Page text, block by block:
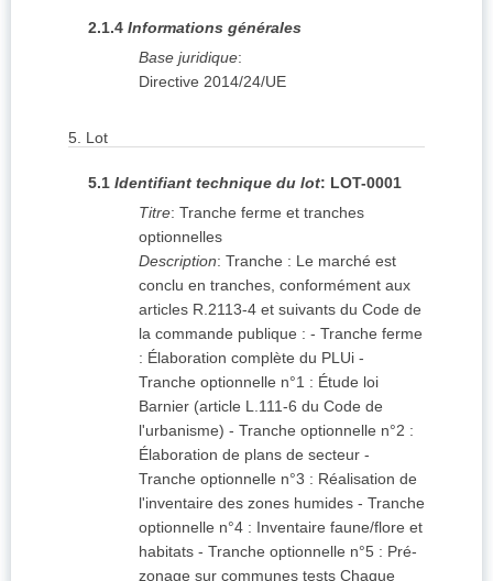
2.1.4 Informations générales
Base juridique:
Directive 2014/24/UE
5. Lot
5.1 Identifiant technique du lot: LOT-0001
Titre: Tranche ferme et tranches
optionnelles
Description: Tranche : Le marché est
conclu en tranches, conformément aux
articles R.2113-4 et suivants du Code de
la commande publique : - Tranche ferme
: Élaboration complète du PLUi -
Tranche optionnelle n°1 : Étude loi
Barnier (article L.111-6 du Code de
l'urbanisme) - Tranche optionnelle n°2 :
Élaboration de plans de secteur -
Tranche optionnelle n°3 : Réalisation de
l'inventaire des zones humides - Tranche
optionnelle n°4 : Inventaire faune/flore et
habitats - Tranche optionnelle n°5 : Pré-
zonage sur communes tests Chaque